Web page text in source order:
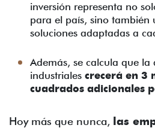
inversión representa no
para el país, sino también
soluciones adaptadas a
Además, se calcula que la
industriales crecerá en 3
cuadrados adicionales
Hoy más que nunca, las